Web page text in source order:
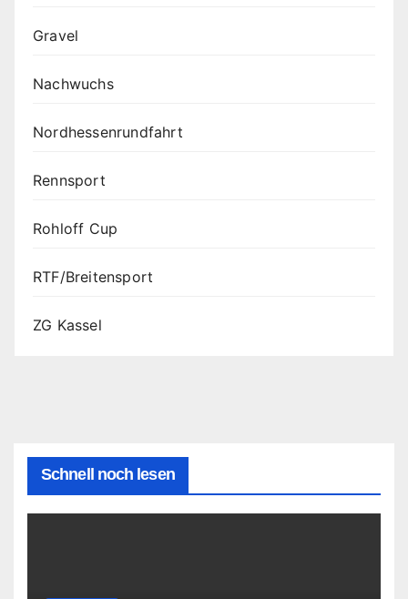
Gravel
Nachwuchs
Nordhessenrundfahrt
Rennsport
Rohloff Cup
RTF/Breitensport
ZG Kassel
Schnell noch lesen